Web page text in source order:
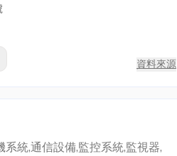
資料來源
統,通信設備,監控系統,監視器,